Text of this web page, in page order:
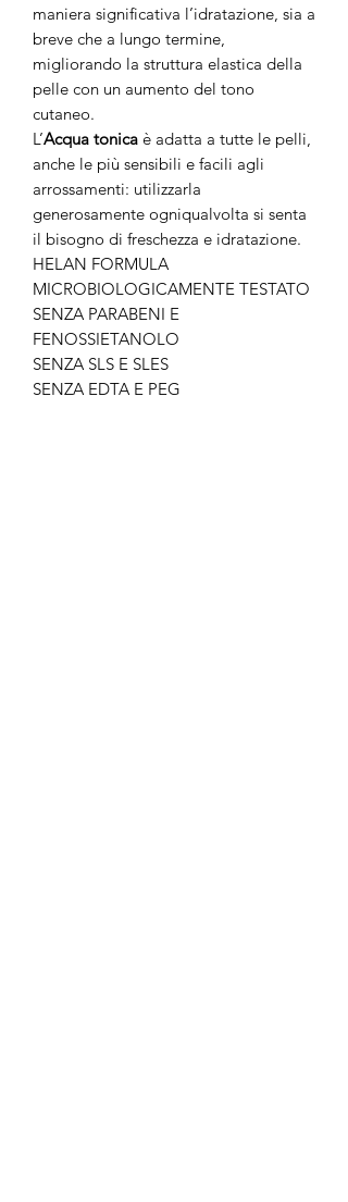
maniera significativa l’idratazione, sia a
breve che a lungo termine,
migliorando la struttura elastica della
pelle con un aumento del tono
cutaneo.
L’Acqua tonica è adatta a tutte le pelli,
anche le più sensibili e facili agli
arrossamenti: utilizzarla
generosamente ogniqualvolta si senta
il bisogno di freschezza e idratazione.
HELAN FORMULA
MICROBIOLOGICAMENTE TESTATO
SENZA PARABENI E
FENOSSIETANOLO
SENZA SLS E SLES
SENZA EDTA E PEG